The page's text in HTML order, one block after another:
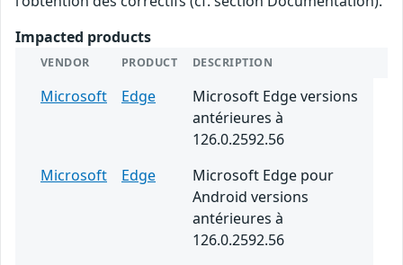
Impacted products
VENDOR PRODUCT DESCRIPTION
Microsoft Edge
Microsoft Edge versions
antérieures à
126.0.2592.56
Microsoft
Edge
Microsoft Edge pour
Android versions
antérieures à
126.0.2592.56